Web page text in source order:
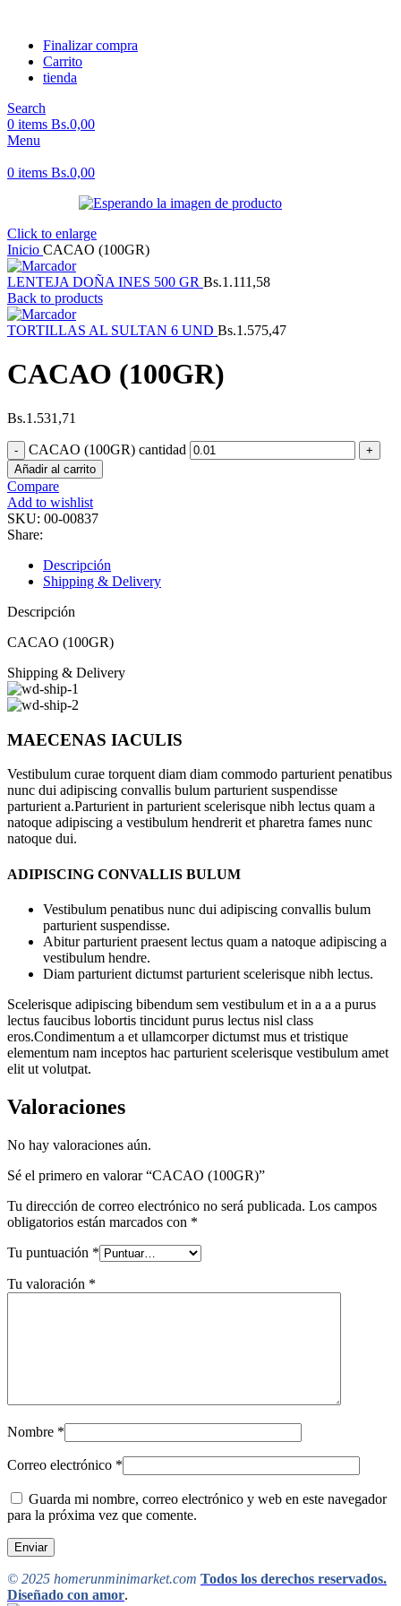
Finalizar compra
Carrito
tienda
Search
0 items Bs.0,00
Menu
0 items Bs.0,00
Click to enlarge
Inicio CACAO (100GR)
LENTEJA DOÑA INES 500 GR Bs.1.111,58
Back to products
TORTILLAS AL SULTAN 6 UND Bs.1.575,47
CACAO (100GR)
Bs.1.531,71
CACAO (100GR) cantidad
Añadir al carrito
Compare
Add to wishlist
SKU: 00-00837
Share:
Descripción
Shipping & Delivery
Descripción
CACAO (100GR)
Shipping & Delivery
MAECENAS IACULIS
Vestibulum curae torquent diam diam commodo parturient penatibus
nunc dui adipiscing convallis bulum parturient suspendisse
parturient a.Parturient in parturient scelerisque nibh lectus quam a
natoque adipiscing a vestibulum hendrerit et pharetra fames nunc
natoque dui.
ADIPISCING CONVALLIS BULUM
Vestibulum penatibus nunc dui adipiscing convallis bulum
parturient suspendisse.
Abitur parturient praesent lectus quam a natoque adipiscing a
vestibulum hendre.
Diam parturient dictumst parturient scelerisque nibh lectus.
Scelerisque adipiscing bibendum sem vestibulum et in a a a purus
lectus faucibus lobortis tincidunt purus lectus nisl class
eros.Condimentum a et ullamcorper dictumst mus et tristique
elementum nam inceptos hac parturient scelerisque vestibulum amet
elit ut volutpat.
Valoraciones
No hay valoraciones aún.
Sé el primero en valorar “CACAO (100GR)”
Tu dirección de correo electrónico no será publicada. Los campos
obligatorios están marcados con *
Tu puntuación *
Tu valoración *
Nombre *
Correo electrónico *
Guarda mi nombre, correo electrónico y web en este navegador
para la próxima vez que comente.
© 2025 homerunminimarket.com Todos los derechos reservados.
Diseñado con amor.